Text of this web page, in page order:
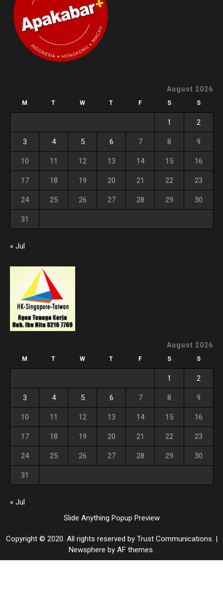
August 2026
M T W T F S S
1 2
3 4 5 6 7 8 9
10 11 12 13 14 15 16
17 18 19 20 21 22 23
24 25 26 27 28 29 30
31
« Jul
August 2026
M T W T F S S
1 2
3 4 5 6 7 8 9
10 11 12 13 14 15 16
17 18 19 20 21 22 23
24 25 26 27 28 29 30
31
« Jul
Slide Anything Popup Preview
Copyright © 2020. All rights reserved by Trust Communications. |
Newsphere by AF themes.